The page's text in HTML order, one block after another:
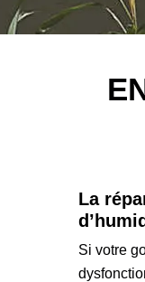
La
Si votre